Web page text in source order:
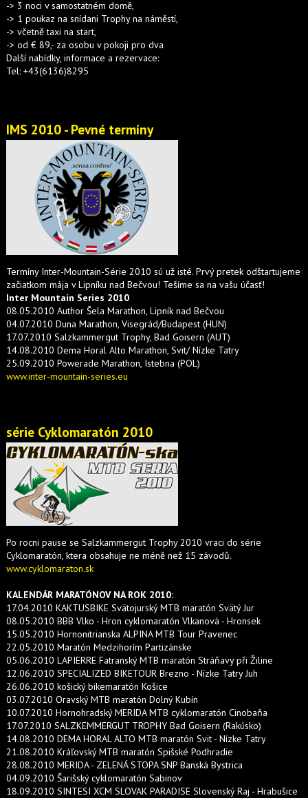
-> 3 noci v samostatném domě,
-> 1 poukaz na snídani Trophy na náměstí,
-> včetně taxi na start,
-> od € 89,- za osobu v pokoji pro dva
Další nabídky, informace a rezervace:
Tel: +43(6136)8295
IMS 2010 - Pevné termíny
Termíny Inter-Mountain-Série 2010 sú už isté. Prvý pretek odštartujeme
začiatkom mája v Lipníku nad Bečvou! Tešíme sa na vašu účasť!
Inter Mountain Series 2010
08.05.2010 Author Šela Marathon, Lipník nad Bečvou
04.07.2010 Duna Marathon, Visegrád/Budapest (HUN)
17.07.2010 Salzkammergut Trophy, Bad Goisern (AUT)
14.08.2010 Dema Horal Alto Marathon, Svit/ Nízke Tatry
25.09.2010 Powerade Marathon, Istebna (POL)
www.inter-mountain-series.eu
série Cyklomaratón 2010
Po rocni pause se Salzkammergut Trophy 2010 vraci do série
Cyklomaratón, ktera obsahuje ne méně než 15 závodů.
www.cyklomaraton.sk
KALENDÁR MARATÓNOV NA ROK 2010:
17.04.2010 KAKTUSBIKE Svätojurský MTB maratón Svätý Jur
08.05.2010 BBB Vlko - Hron cyklomaratón Vlkanová - Hronsek
15.05.2010 Hornonitrianska ALPINA MTB Tour Pravenec
22.05.2010 Maratón Medzihorím Partizánske
05.06.2010 LAPIERRE Fatranský MTB maratón Stráňavy při Žiline
12.06.2010 SPECIALIZED BIKETOUR Brezno - Nízke Tatry Juh
26.06.2010 košický bikemaratón Košice
03.07.2010 Oravský MTB maratón Dolný Kubín
10.07.2010 Hornohradský MERIDA MTB cyklomaratón Cinobaňa
17.07.2010 SALZKEMMERGUT TROPHY Bad Goisern (Rakúsko)
14.08.2010 DEMA HORAL ALTO MTB maratón Svit - Nízke Tatry
21.08.2010 Kráľovský MTB maratón Spišské Podhradie
28.08.2010 MERIDA - ZELENÁ STOPA SNP Banská Bystrica
04.09.2010 Šarišský cyklomaratón Sabinov
18.09.2010 SINTESI XCM SLOVAK PARADISE Slovenský Raj - Hrabušice